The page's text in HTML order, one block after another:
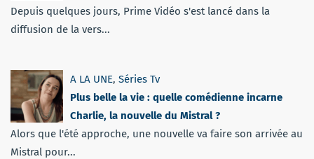
Depuis quelques jours, Prime Vidéo s'est lancé dans la
diffusion de la vers...
A LA UNE, Séries Tv
Plus belle la vie : quelle comédienne incarne
Charlie, la nouvelle du Mistral ?
Alors que l'été approche, une nouvelle va faire son arrivée au
Mistral pour...